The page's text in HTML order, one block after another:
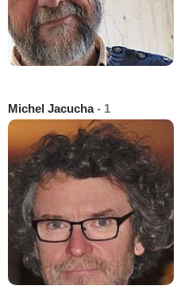
Michel Jacucha- 1